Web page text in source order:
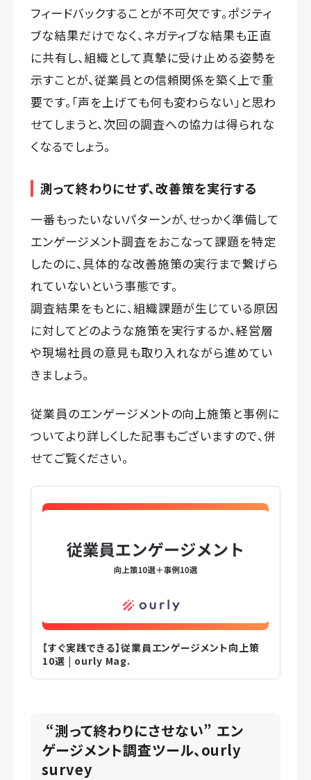
フィードバックすることが不可欠です。ポジティ
ブな結果だけでなく、ネガティブな結果も正直
に共有し、組織として真摯に受け止める姿勢を
示すことが、従業員との信頼関係を築く上で重
要です。「声を上げても何も変わらない」と思わ
せてしまうと、次回の調査への協力は得られな
くなるでしょう。
測って終わりにせず、改善策を実行する
一番もったいないパターンが、せっかく準備して
エンゲージメント調査をおこなって課題を特定
したのに、具体的な改善施策の実行まで繋げら
れていないという事態です。
調査結果をもとに、組織課題が生じている原因
に対してどのような施策を実行するか、経営層
や現場社員の意見も取り入れながら進めてい
きましょう。
従業員のエンゲージメントの向上施策と事例に
ついてより詳しくした記事もございますので、併
せてご覧ください。
【すぐ実践できる】従業員エンゲージメント向上策
10選 | ourly Mag.
“測って終わりにさせない” エン
ゲージメント調査ツール、ourly
survey